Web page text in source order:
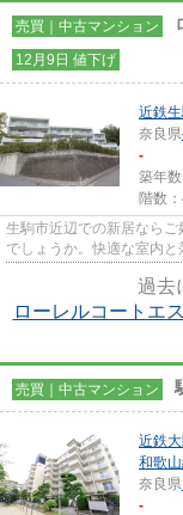
売買｜中古マンション
12月9日 値下げ
近鉄
奈良県
-
築年
階数
生駒市近辺での新居なら
でしょうか。快適な室内
過去
ローレルコートエ
売買｜中古マンション
近鉄
和歌
奈良県
-